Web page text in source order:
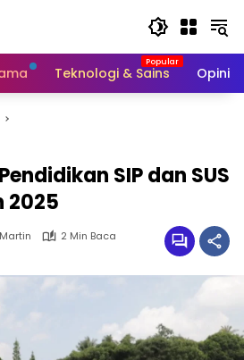
Teknologi & Sains Opini
SIP dan SUS
2025
2 Min Baca